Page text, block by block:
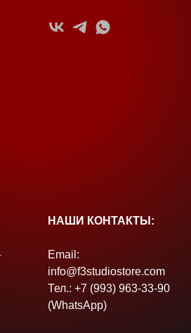
НАШИ КОНТАКТЫ:
Email:
info@f3studiostore.com
Тел.: +7 (993) 963-33-90
(WhatsApp)